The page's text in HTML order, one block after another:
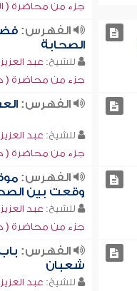
جزء من محاضرة (
الفهرس:
الصحابة
للشيخ: عبد
جزء من محاضرة (
الفهرس:
للشيخ: عبد
جزء من محاضرة (
الفهرس:
وقعت بين
للشيخ: عبد
جزء من محاضرة (
الفهرس:
شعبان
للشيخ: عبد